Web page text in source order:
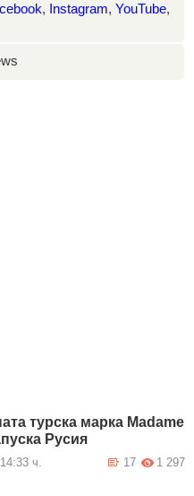
, Instagram, YouTube,
турска марка Madame
Русия
ч. 1 297
17